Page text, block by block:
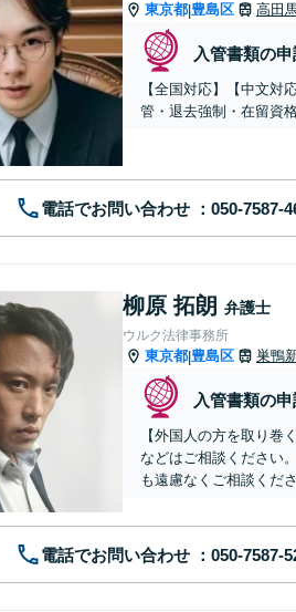
東京都|豊島区 高田
入管書類の
【全国対応】【中文対
管・退去強制・在留資
電話でお問い合わせ
柳原 拓朗 弁護士
ウルク法律事務所
東京都|豊島区 巣鴨
入管書類の
【外国人の方を取り
などはご相談ください
も遠慮なくご相談くだ
電話でお問い合わせ